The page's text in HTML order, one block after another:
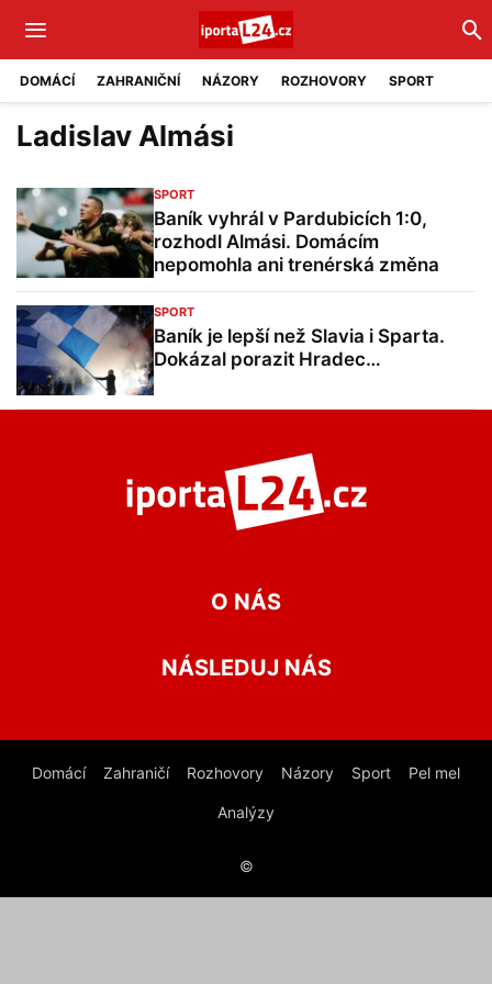
DOMÁCÍ ZAHRANIČNÍ NÁZORY ROZHOVORY SPORT
Ladislav Almási
SPORT
Baník vyhrál v Pardubicích 1:0,
rozhodl Almási. Domácím
nepomohla ani trenérská změna
SPORT
Baník je lepší než Slavia i Sparta.
Dokázal porazit Hradec…
O NÁS
NÁSLEDUJ NÁS
Domácí Zahraničí Rozhovory Názory Sport Pel mel
Analýzy
©